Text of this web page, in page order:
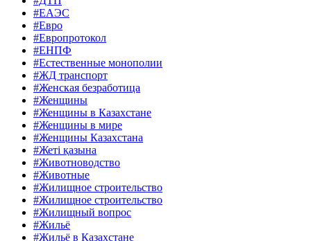
#ЕАЭС
#Евро
#Европротокол
#ЕНПФ
#Естественные монополии
#ЖД транспорт
#Женская безработица
#Женщины
#Женщины в Казахстане
#Женщины в мире
#Женщины Казахстана
#Жеті қазына
#Животноводство
#Животные
#Жилищное строительство
#Жилищное строительство
#Жилищный вопрос
#Жильё
#Жильё в Казахстане